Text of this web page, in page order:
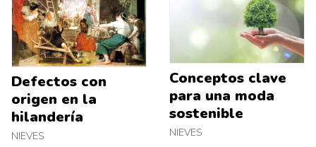
Defectos con
origen en la
hilandería
NIEVES
Conceptos clave
para una moda
sostenible
NIEVES